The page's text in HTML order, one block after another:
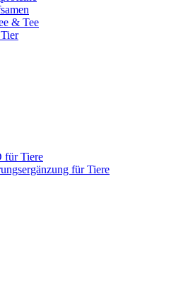
& Tee
für Tiere
für Tiere